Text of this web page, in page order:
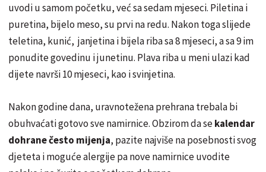
uvodi u samom početku, već sa sedam mjeseci. Piletina i
puretina, bijelo meso, su prvi na redu. Nakon toga slijede
teletina, kunić, janjetina i bijela riba sa 8 mjeseci, a sa 9 im
ponudite govedinu i junetinu. Plava riba u meni ulazi kad
dijete navrši 10 mjeseci, kao i svinjetina.
Nakon godine dana, uravnotežena prehrana trebala bi
obuhvaćati gotovo sve namirnice. Obzirom da sekalendar
dohrane često mijenja, pazite najviše na posebnosti svog
djeteta i moguće alergije pa nove namirnice uvodite